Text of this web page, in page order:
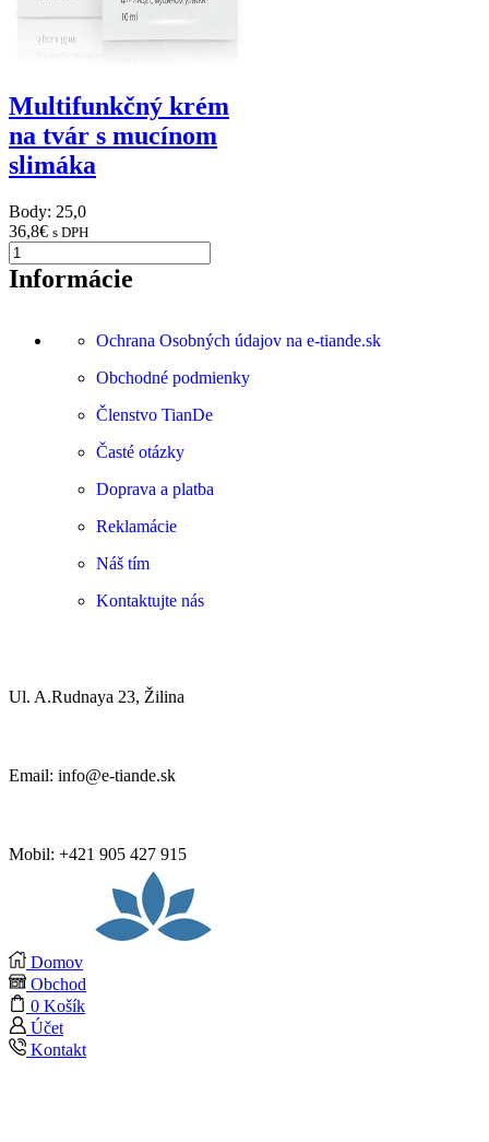
Multifunkčný krém
na tvár s mucínom
slimáka
Body: 25,0
36,8€ s DPH
Informácie
Ochrana Osobných údajov na e-tiande.sk
Obchodné podmienky
Členstvo TianDe
Časté otázky
Doprava a platba
Reklamácie
Náš tím
Kontaktujte nás
Ul. A.Rudnaya 23, Žilina
Email: info@e-tiande.sk
Mobil: +421 905 427 915
Domov
Obchod
0 Košík
Účet
Kontakt